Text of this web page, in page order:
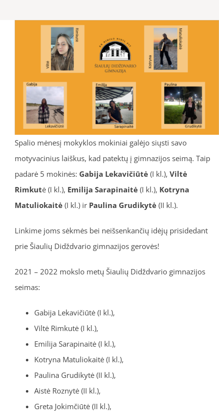
Spalio mėnesį mokyklos mokiniai galėjo siųsti savo
motyvacinius laiškus, kad patektų į gimnazijos seimą. Taip
padarė 5 mokinės: Gabija Lekavičiūtė(I kl.), Viltė
Rimkutė (I kl.), Emilija Sarapinaitė(I kl.), Kotryna
Matuliokaitė(I kl.) ir Paulina Grudikytė(II kl.).
Linkime joms sėkmės bei neišsenkančių idėjų prisidedant
prie Šiaulių Didždvario gimnazijos gerovės!
2021 – 2022 mokslo metų Šiaulių Didždvario gimnazijos
seimas:
Gabija Lekavičiūtė (I kl.),
Viltė Rimkutė (I kl.),
Emilija Sarapinaitė (I kl.),
Kotryna Matuliokaitė (I kl.),
Paulina Grudikytė (II kl.),
Aistė Roznytė (II kl.),
Greta Jokimčiūtė (II kl.),